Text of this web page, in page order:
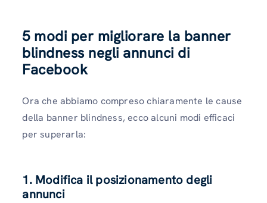
5 modi per migliorare la banner
blindness negli annunci di
Facebook
Ora che abbiamo compreso chiaramente le cause
della banner blindness, ecco alcuni modi efficaci
per superarla:
1. Modifica il posizionamento degli
annunci